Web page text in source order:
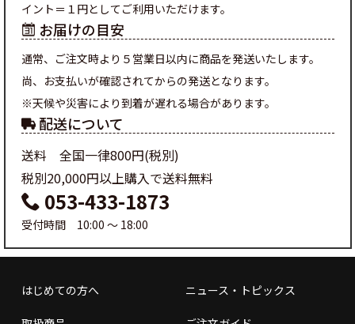
イント＝１円としてご利用いただけます。
お届けの目安
通常、ご注文時より５営業日以内に商品を発送いたします。
尚、お支払いが確認されてからの発送となります。
※天候や災害により到着が遅れる場合があります。
配送について
送料 全国一律800円(税別)
税別20,000円以上購入で送料無料
053-433-1873
受付時間 10:00 ～ 18:00
はじめての方へ ニュース・トピックス